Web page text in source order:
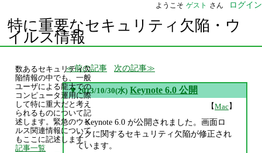
ようこそ ゲスト さん ログイン
特に重要なセキュリティ欠陥・ウ
イルス情報
前の記事 次の記事
▼ 2013/10/30(水) Keynote 6.0 公開
【Mac】
Keynote 6.0 が公開されました。画面ロ
ックに関するセキュリティ欠陥が修正され
ています。
数あるセキュリティ欠
陥情報の中でも、一般
ユーザによる龍大での
コンピュータ運用に際
して特に重大だと考え
られるものについて記
述します。緊急のウイ
ルス関連情報について
もここに記述します。
記事一覧